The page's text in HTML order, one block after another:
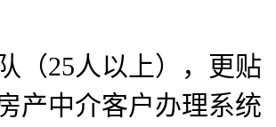
25人以上），更贴
产中介客户办理系统